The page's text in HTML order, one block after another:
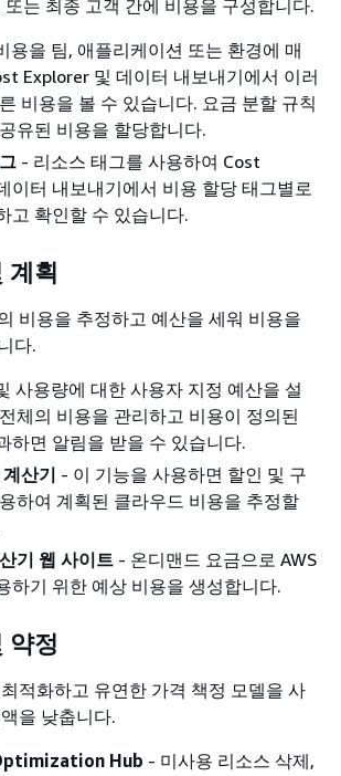
는 최종 고객 간에 비용을 구성합니다.
용을 팀, 애플리케이션 또는 환경에 매
Explorer 및 데이터 내보내기에서 이러
비용을 볼 수 있습니다. 요금 분할 규칙
유된 비용을 할당합니다.
- 리소스 태그를 사용하여 Cost
이터 내보내기에서 비용 할당 태그별로
고 확인할 수 있습니다.
계획
비용을 추정하고 예산을 세워 비용을
다.
사용량에 대한 사용자 지정 예산을 설
체의 비용을 관리하고 비용이 정의된
하면 알림을 받을 수 있습니다.
산기 - 이 기능을 사용하면 할인 및 구
하여 계획된 클라우드 비용을 추정할
기 웹 사이트 - 온디맨드 요금으로 AWS
하기 위한 예상 비용을 생성합니다.
약정
적화하고 유연한 가격 책정 모델을 사
을 낮춥니다.
Hub - 미사용 리소스 삭제,